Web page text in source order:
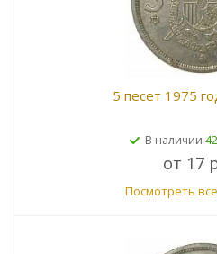
5 песет 1975
В наличии
от 17
Посмотреть